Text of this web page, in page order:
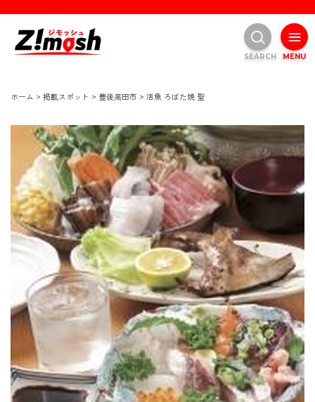
ホーム > 掲載スポット > 豊後高田市 > 活魚 ろばた焼 聖
MENU
SEARCH